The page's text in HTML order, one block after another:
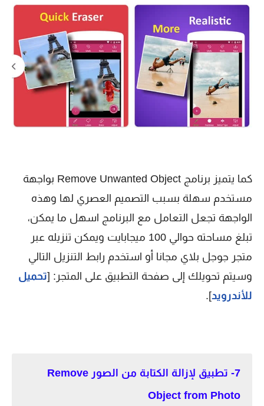
كما يتميز برنامج Remove Unwanted Object بواجهة
مستخدم سهلة بسبب التصميم العصري لها وهذه
الواجهة تجعل التعامل مع البرنامج اسهل ما يمكن،
تبلغ مساحته حوالي 100 ميجابايت ويمكن تنزيله عبر
متجر جوجل بلاي مجانا أو استخدم رابط التنزيل التالي
وسيتم تحويلك إلى صفحة التطبيق على المتجر: [تحميل
للأندرويد].
7- تطبيق لإزالة الكتابة من الصور Remove
Object from Photo